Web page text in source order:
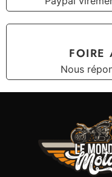
FOIRE
Nous